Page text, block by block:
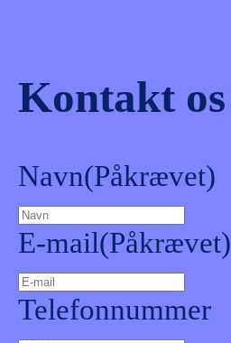
Kontakt os
Navn(Påkrævet)
E-mail(Påkrævet)
Telefonnummer